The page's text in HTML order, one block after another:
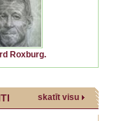
Roxburg.
skatīt visu